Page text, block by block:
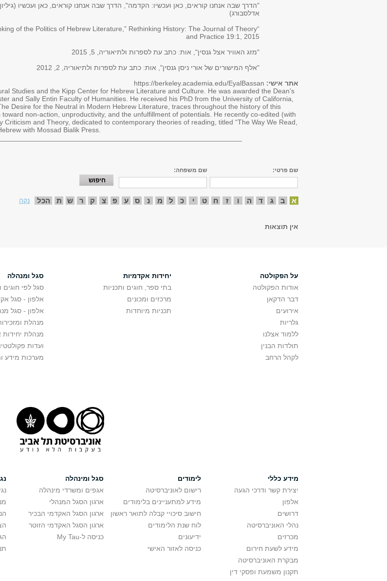
אדלסבורג)
of the Politics of Hebrew Literature,” Rethinking History: The Journal of Theory
and Practice 19:1, 2015
"מזג האוויר אצל גנסין", אות: כתב עת לספרות ולתיאוריה, 5, 2015
"אלף המישורים של אורי ניסן גנסין", אות: כתב עת לספרות ולתיאוריה, 2, 2012
אתר אישי: https://berkeley.academia.edu/EyalBassan
Studies and the Kipp Center for Hebrew Literature and Culture. He was awarded the Dean’s
and Sally Entin Faculty of Humanities. He received his PhD from the University of California,
Desire for the Neutral in Modern Hebrew Literature, traces throughout the history of this
non-action, unproductivity, and the unfulfillment of potentials. He recently co-edited (with
and Theory, dedicated to contemporary theories of reading, titled “The Way We Read,
with Mossad Bialik Press.
שם פרטי: שם משפחה:
א ב ג ד ה ו ז ח ט י כ ל מ נ ס ע פ צ ק ר ש ת הכל נקה
אין תוצאות
על הפקולטה
אודות הפקולטה
דבר הדקאן
אירועים
גלריות
ללמוד אצלנו
תולדות הבנין
לקהל הרחב
יחידות אקדמיות
בתי ספר, חוגים ותכניות
מרכזים ומכונים
תכניות מיוחדות
סגל ומנהלה
סגל לפי חוגים
אלפון - סגל
אלפון - סגל
מנהלת
מנהלת יחידות
ועדות
מערכות מידע
מידע כללי
יצירת קשר ודרכי הגעה
אלפון
דרושים
נהלי האוניברסיטה
מכרזים
מידע לשעת חירום
מבקרת האוניברסיטה
תקנון משמעת ופסקי דין
לימודים
רישום לאוניברסיטה
מידע למתעניינים בלימודים
חישוב סיכויי קבלה לתואר ראשון
לוח שנת הלימודים
ידיעונים
כניסה לאזור האישי
סגל ומינהלה
אגפים ומשרדי מינהלה
ארגון הסגל המנהלי
ארגון הסגל האקדמי הבכיר
ארגון הסגל האקדמי הזוטר
כניסה ל-My Tau